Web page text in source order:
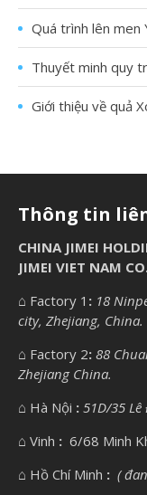
Quá trình lên men
Thuyết minh quy
Giới thiệu về quả
Thông tin
CHINA JIMEI
JIMEI VIET NAM
⌂ Factory 1 : 18
city, Zhejiang, China.
⌂ Factory 2: 88
Zhejiang China.
⌂ Hà Nội : 51D/35 Lê
⌂ Vinh : 6/68 Minh
⌂ Hồ Chí Minh : (